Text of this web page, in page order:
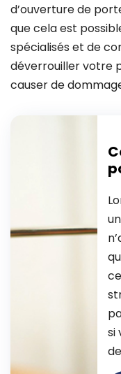
d’ouverture de
que cela est
spécialisés et de
déverrouiller votre
causer de
si